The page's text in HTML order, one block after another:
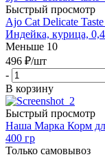
Быстрый просмотр
Ajo Cat Delicate
Индейка, курица,
Меньше 10
496 ₽/шт
-
В корзину
Быстрый просмотр
Наша Марка Корм
400 гр
Только самовывоз